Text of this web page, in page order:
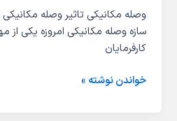
وصله مکانیکی تاثیر وصله
سازه وصله مکانیکی امروزه یکی از
کارفرمایان
خواندن نوشته »